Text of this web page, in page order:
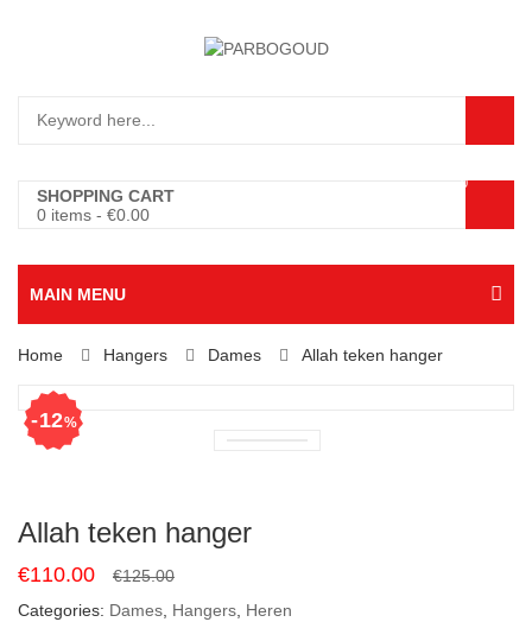
SHOPPING CART
0 items - €0.00
0
MAIN MENU
Home Hangers Dames Allah teken hanger
12%
Allah teken hanger
€125.00Original
price
€110.00
Current
price
Categories: Dames, Hangers, Heren